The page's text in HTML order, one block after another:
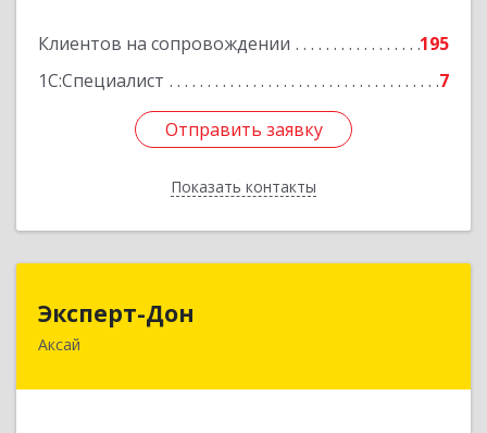
Клиентов на сопровождении
195
1С:Специалист
7
Отправить заявку
Показать контакты
Отправить заявку
Назад
Эксперт-Дон
Аксай
346720, Ростовская обл, Аксай г, Буденного ул,